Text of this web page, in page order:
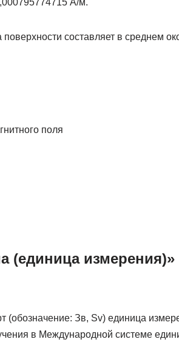
А/м.
составляет в среднем
поля
(единица измерения)»
(обозначение: Зв, Sv) единица
в Международной системе